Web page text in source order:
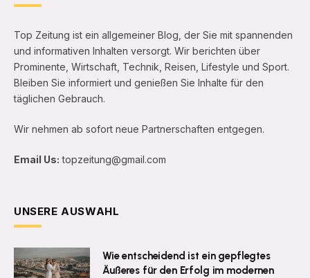
Top Zeitung ist ein allgemeiner Blog, der Sie mit spannenden
und informativen Inhalten versorgt. Wir berichten über
Prominente, Wirtschaft, Technik, Reisen, Lifestyle und Sport.
Bleiben Sie informiert und genießen Sie Inhalte für den
täglichen Gebrauch.
Wir nehmen ab sofort neue Partnerschaften entgegen.
Email Us: topzeitung@gmail.com
UNSERE AUSWAHL
Wie entscheidend ist ein gepflegtes
Äußeres für den Erfolg im modernen